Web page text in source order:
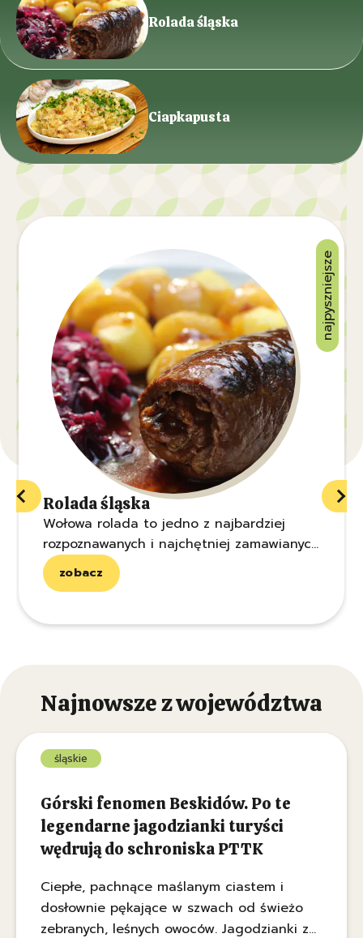
Rolada śląska
Ciapkapusta
najpyszniejsze
Rolada śląska
Wołowa rolada to jedno z najbardziej
rozpoznawanych i najchętniej zamawianych
dań kuchni śląskiej. Mięsne zawijasy z
ogórkami kiszonymi oraz boczkiem to
zobacz
Najnowsze z województwa
śląskie
Górski fenomen Beskidów. Po te
legendarne jagodzianki turyści
wędrują do schroniska PTTK
Ciepłe, pachnące maślanym ciastem i
dosłownie pękające w szwach od świeżo
zebranych, leśnych owoców. Jagodzianki z